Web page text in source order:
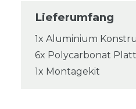
Lieferumfang
1x Aluminium
6x Polycarbonat
1x Montagekit